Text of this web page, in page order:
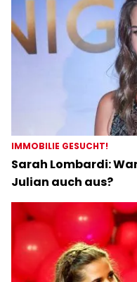
IMMOBILIE GESUCHT!
Sarah Lombardi:
Julian auch aus?